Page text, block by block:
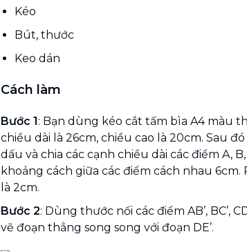
Kéo
Bút, thước
Keo dán
Cách làm
Bước 1: Bạn dùng kéo cắt tấm bìa A4 màu
chiều dài là 26cm, chiều cao là 20cm. Sau
dấu và chia các cạnh chiều dài các điểm A, B,
khoảng cách giữa các điểm cách nhau 6cm.
là 2cm.
Bước 2: Dùng thước nối các điểm AB’, BC’,
vẽ đoạn thẳng song song với đoạn DE’.